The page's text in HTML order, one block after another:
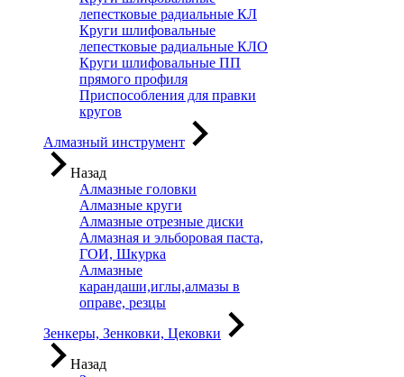
лепестковые радиальные КЛ
Круги шлифовальные
лепестковые радиальные КЛО
Круги шлифовальные ПП
прямого профиля
Приспособления для правки
кругов
Алмазный инструмент
Назад
Алмазные головки
Алмазные круги
Алмазные отрезные диски
Алмазная и эльборовая паста,
ГОИ, Шкурка
Алмазные
карандаши,иглы,алмазы в
оправе, резцы
Зенкеры, Зенковки, Цековки
Назад